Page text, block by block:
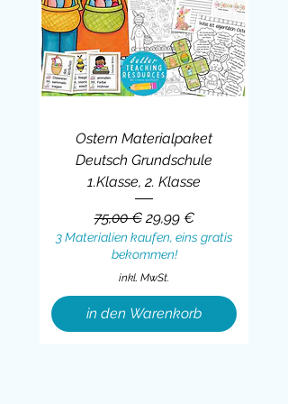
Ostern Materialpaket
Deutsch Grundschule
1.Klasse, 2. Klasse
Standardpreis
75,00 € Sale-Preis
29,99 €
3 Materialien kaufen, eins gratis
bekommen!
inkl. MwSt.
in den Warenkorb